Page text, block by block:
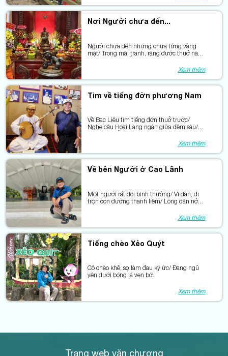
Nơi Người chưa đến...
Người chưa đến nhưng chưa từng vắng
mặt/ Trong mái tranh, rặng đước thuở nào/
Xem thêm
Tìm về tiếng đờn phương Nam
Về Bạc Liêu tìm tiếng đờn thuở trước/
Nghe câu Hoài Lang ngân giữa đêm sâu/
trăm năm nối tiếp những nhịp cầu.Xem thêm
Về bên Người ở Cao Lãnh
Một người rất đỗi bình thường/ Vì dân, đi
trọn con đường thanh liêm/ Lòng dân nở
Xem thêm
Tiếng chèo Xẻo Quýt
Cô chèo khẽ, sợ làm đau ký ức/ Đang ngủ
yên dưới bóng lá ven bờ.
Xem thêm
Trang web văn chương